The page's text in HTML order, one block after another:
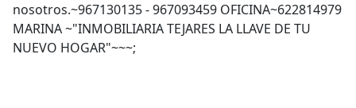
nosotros.~967130135 - 967093459 OFICINA~622814979
MARINA ~"INMOBILIARIA TEJARES LA LLAVE DE TU
NUEVO HOGAR"~~~;